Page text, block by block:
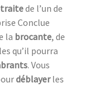
de l’un de
Conclue
la brocante, de
qu’il pourra
. Vous
déblayerles